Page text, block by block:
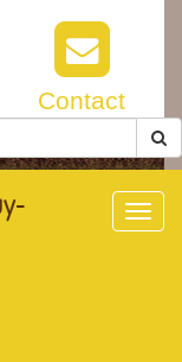
Contact